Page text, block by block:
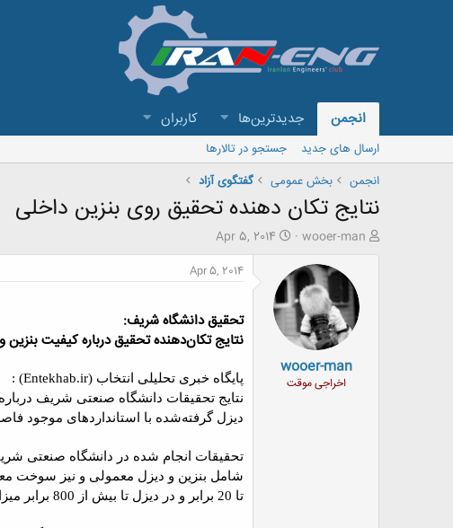
انجمن جدیدترین‌ها کاربران
ارسال های جدید
جستجو در تالارها
انجمن
بخش عمومی گفتگوی آزاد
نتایج تکان دهنده تحقیق روی بنزین داخلی
ش
wooer-man
ت
خ
ش
Apr 5, 2014
wooer-man
اخراجی موقت
Apr 5, 2014
تحقیق دانشگاه شریف:
نتايج تكان‌دهنده تحقیق درباره کیفیت بنزين
پایگاه خبری تحلیلی انتخاب (Entekhab.ir) :
دیزل گرفته‌شده با استانداردهای موجود
تا 20 برابر و در دیزل تا بیش از 800 برابر میزان استاندارد بوده است.